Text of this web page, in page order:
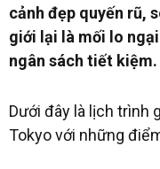
cảnh đẹp quyến rũ,
giới lại là mối lo
ngân sách tiết kiệm.
Dưới đây là lịch trình
Tokyo với những